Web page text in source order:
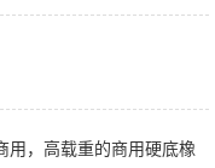
用，高载重的商用硬底橡